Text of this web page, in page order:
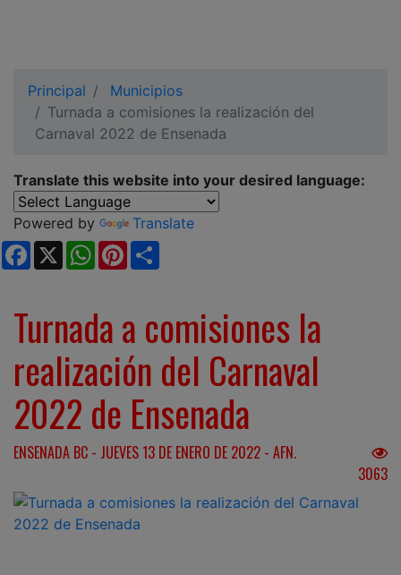
Principal
Municipios
Turnada a comisiones la realización del
Carnaval 2022 de Ensenada
Translate this website into your desired language:
Powered by
Translate
Facebook
X WhatsApp
Pinterest
Turnada a comisiones la
realización del Carnaval
2022 de Ensenada
ENSENADA BC - JUEVES 13 DE ENERO DE 2022 - AFN.
3063